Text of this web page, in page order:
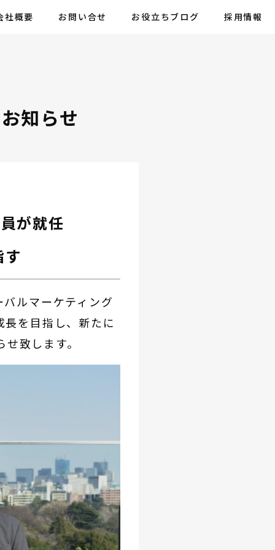
社概要 お問い合せ お役立ちブログ 採用情報
知らせ
が就任
ルマーケティング
を目指し、新たに
致します。